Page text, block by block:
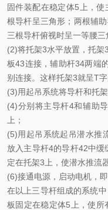
固件装配在稳定体5上，使
根导杆呈三角形；两根辅
三根导杆俯视时呈一等腰
(2)将托架3水平放置，托
板43连接，辅助杆34两端
别连接。这样托架3就呈T
(3)用起吊系统将导杆和托
(4)分别将主导杆4和辅助
上；
(5)用起吊系统起吊潜水推
放入主导杆4的导杆42中
定在托架3上，使潜水推流
(6)接通电源，启动电机，
在以上三导杆组成的系统
板固定在稳定体5上，使所